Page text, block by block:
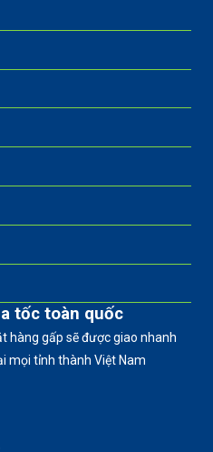
tốc toàn quốc
hàng gấp sẽ được giao nhanh
mọi tỉnh thành Việt Nam